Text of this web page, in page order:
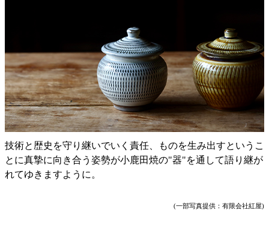
技術と歴史を守り継いでいく責任、ものを生み出すというこ
とに真摯に向き合う姿勢が小鹿田焼の"器"を通して語り継が
れてゆきますように。
(一部写真提供：有限会社紅屋)